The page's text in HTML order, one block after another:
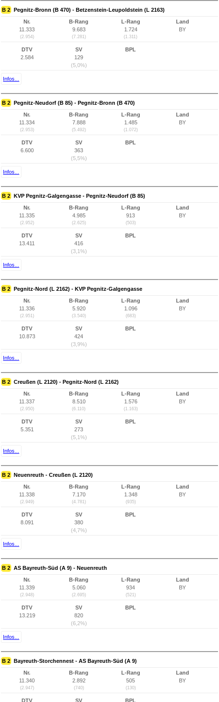
B 2 Pegnitz-Bronn (B 470) - Betzenstein-Leupoldstein (L 2163)
Nr.
11.333
(2.954)
B-Rang
9.683
(7.281)
L-Rang
1.724
(1.311)
Land
BY
DTV
2.584
SV
129
(5,0%)
BPL
Infos...
B 2 Pegnitz-Neudorf (B 85) - Pegnitz-Bronn (B 470)
Nr.
11.334
(2.953)
B-Rang
7.888
(5.492)
L-Rang
1.485
(1.072)
Land
BY
DTV
6.600
SV
363
(5,5%)
BPL
Infos...
B 2 KVP Pegnitz-Galgengasse - Pegnitz-Neudorf (B 85)
Nr.
11.335
(2.952)
B-Rang
4.985
(2.625)
L-Rang
913
(503)
Land
BY
DTV
13.411
SV
416
(3,1%)
BPL
Infos...
B 2 Pegnitz-Nord (L 2162) - KVP Pegnitz-Galgengasse
Nr.
11.336
(2.951)
B-Rang
5.920
(3.540)
L-Rang
1.096
(683)
Land
BY
DTV
10.873
SV
424
(3,9%)
BPL
Infos...
B 2 Creußen (L 2120) - Pegnitz-Nord (L 2162)
Nr.
11.337
(2.950)
B-Rang
8.510
(6.110)
L-Rang
1.576
(1.163)
Land
BY
DTV
5.351
SV
273
(5,1%)
BPL
Infos...
B 2 Neuenreuth - Creußen (L 2120)
Nr.
11.338
(2.949)
B-Rang
7.170
(4.781)
L-Rang
1.348
(935)
Land
BY
DTV
8.091
SV
380
(4,7%)
BPL
Infos...
B 2 AS Bayreuth-Süd (A 9) - Neuenreuth
Nr.
11.339
(2.948)
B-Rang
5.060
(2.695)
L-Rang
934
(521)
Land
BY
DTV
13.219
SV
820
(6,2%)
BPL
Infos...
B 2 Bayreuth-Storchennest - AS Bayreuth-Süd (A 9)
Nr.
11.340
(2.947)
B-Rang
2.892
(740)
L-Rang
505
(130)
Land
BY
DTV
SV
BPL